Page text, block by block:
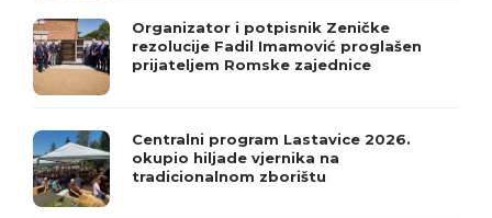
Organizator i potpisnik Zeničke
rezolucije Fadil Imamović proglašen
prijateljem Romske zajednice
Centralni program Lastavice 2026.
okupio hiljade vjernika na
tradicionalnom zborištu